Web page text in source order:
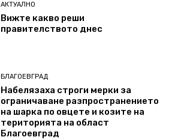
АКТУАЛНО
Вижте какво реши
правителството днес
БЛАГОЕВГРАД
Набелязаха строги мерки за
ограничаване разпространението
на шарка по овцете и козите на
територията на област
Благоевград